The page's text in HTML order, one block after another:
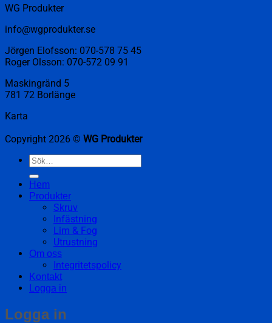
WG Produkter
info@wgprodukter.se
Jörgen Elofsson: 070-578 75 45
Roger Olsson: 070-572 09 91
Maskingränd 5
781 72 Borlänge
Karta
Copyright 2026 © WG Produkter
Sök
efter:
Hem
Produkter
Skruv
Infästning
Lim & Fog
Utrustning
Om oss
Integritetspolicy
Kontakt
Logga in
Logga in